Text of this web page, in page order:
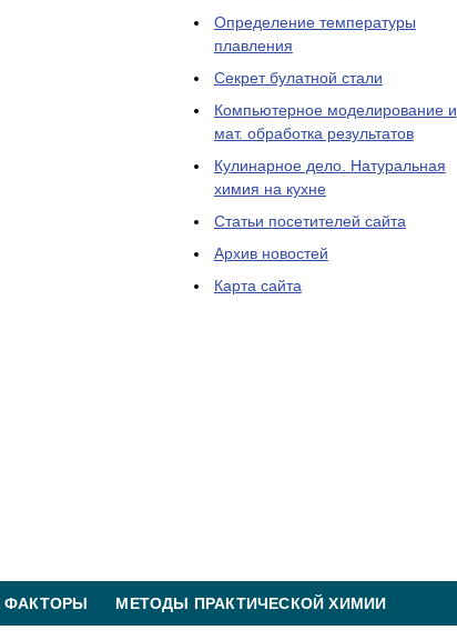
Определение температуры
плавления
Секрет булатной стали
Компьютерное моделирование и
мат. обработка результатов
Кулинарное дело. Натуральная
химия на кухне
Статьи посетителей сайта
Архив новостей
Карта сайта
ФАКТОРЫ МЕТОДЫ ПРАКТИЧЕСКОЙ ХИМИИ